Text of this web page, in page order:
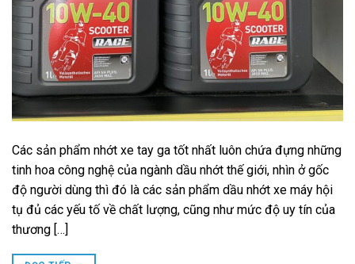
Các sản phẩm nhớt xe tay ga tốt nhất luôn chứa đựng những
tinh hoa công nghệ của ngành dầu nhớt thế giới, nhìn ở gốc
độ người dùng thì đó là các sản phẩm dầu nhớt xe máy hội
tụ đủ các yếu tố về chất lượng, cũng như mức độ uy tín của
thương […]